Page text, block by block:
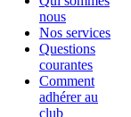
nous
Nos services
Questions
courantes
Comment
adhérer au
club